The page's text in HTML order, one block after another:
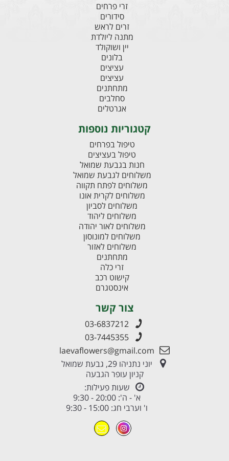
זרי פרחים
סידורים
זרים לראש
מתנה ליולדת
יין ושוקולד
בלונים
עציצים
עציצים
מתחתנים
סחלבים
אגרטלים
קטגוריות נוספות
טיפול בפרחים
טיפול בעציצים
חנות בגבעת שמואל
משלוחים לגבעת שמואל
משלוחים לפתח תקווה
משלוחים לקרית אונו
משלוחים לסביון
משלוחים ליהוד
משלוחים לאור יהודה
משלוחים למונוסון
משלוחים לאזור
מתחתנים
זרי כלה
קישוט רכב
אינסטגרם
צור קשר
03-6837212
03-7445355
laevaflowers@gmail.com
יוני נתניהו 29, גבעת שמואל
קניון עופר הגבעה
שעות פעילות:
א' - ה': 20:00 - 9:30
ו' וערבי חג: 15:00 - 9:30